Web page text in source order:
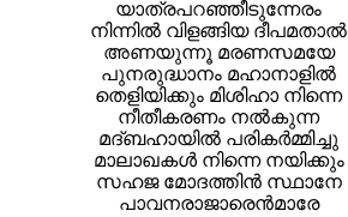
യാത്രപറഞ്ഞീടുന്നേരം
നിന്നിൽ വിളങ്ങിയ ദീപമതാൽ
അണയുന്നൂ മരണസമയേ
പുനരുദ്ധാനം മഹാനാളിൽ
തെളിയിക്കും മിശിഹാ നിന്നെ
നീതീകരണം നൽകുന്ന
മദ്ബഹായിൽ പരികർമ്മിച്ചു
മാലാഖകൾ നിന്നെ നയിക്കും
സഹജ മോദത്തിൻ സ്ഥാനേ
പാവനരാജാരെൻമാരേ